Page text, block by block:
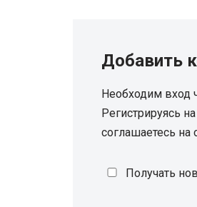
Добавить
Необходим вход
Регистрируясь
соглашаетесь
Получать